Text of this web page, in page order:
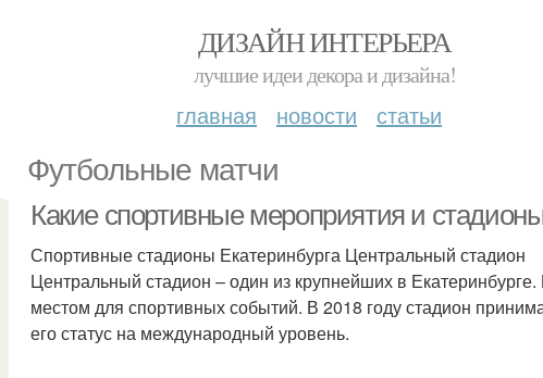
ДИЗАЙН ИНТЕРЬЕРА
лучшие идеи декора и дизайна!
главная новости статьи
Футбольные матчи
Какие спортивные мероприятия и
Спортивные стадионы Екатеринбурга Центральный стадион
Центральный стадион – один из крупнейших в
местом для спортивных событий. В 2018 году стадион
его статус на международный уровень.